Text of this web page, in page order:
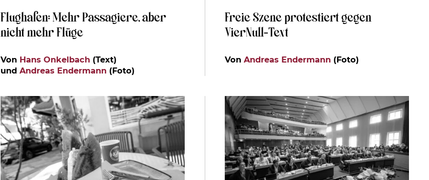
Flughafen: Mehr Passagiere, aber
nicht mehr Flüge
Von Hans Onkelbach (Text)
und Andreas Endermann (Foto)
Freie Szene protestiert gegen
VierNull-Text
Von Andreas Endermann (Foto)